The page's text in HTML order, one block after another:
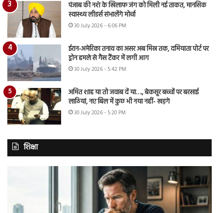
पंजाब की नशे के खिलाफ जंग को मिली नई ताकत, मानसिक
स्वास्थ्य लीडर्स संभालेंगे मोर्चा
30 July 2026 - 6:06 PM
ईरान-अमेरिका तनाव का असर अब मिस्र तक, दमियाता पोर्ट पर
ड्रोन हमले से गैस टैंकर में लगी आग
30 July 2026 - 5:42 PM
अमित शाह या तो जवाब दें या…., बेकसूर बच्चों पर बरसाई
लाठियां, नए बिल में कुछ भी नया नहीं- खड़गे
30 July 2026 - 5:20 PM
शिक्षा